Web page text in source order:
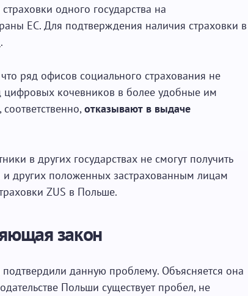
одного государства на
ЕС. Для подтверждения наличия страховки в
.
ряд офисов социального страхования не
цифровых кочевников в более удобные им
отказывают в выдаче
в других государствах не смогут получить
других положенных застрахованным лицам
ZUS в Польше.
закон
данную проблему. Объясняется она
Польши существует пробел, не